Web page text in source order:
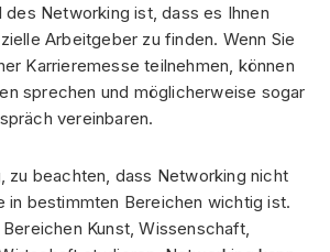
des Networking ist, dass es Ihnen
Arbeitgeber zu finden. Wenn Sie
Karrieremesse teilnehmen, können
sprechen und möglicherweise sogar
vereinbaren.
zu beachten, dass Networking nicht
in bestimmten Bereichen wichtig ist.
Kunst, Wissenschaft,